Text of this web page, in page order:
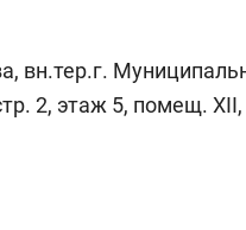
вн.тер.г.
2, этаж 5, помещ.